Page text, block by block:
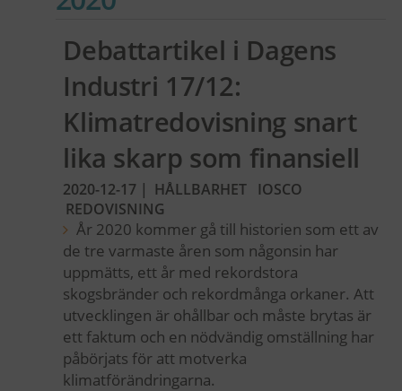
Debattartikel i Dagens
Industri 17/12:
Klimatredovisning snart
lika skarp som finansiell
2020-12-17 | HÅLLBARHET
IOSCO
REDOVISNING
År 2020 kommer gå till historien som ett av
de tre varmaste åren som någonsin har
uppmätts, ett år med rekordstora
skogsbränder och rekordmånga orkaner. Att
utvecklingen är ohållbar och måste brytas är
ett faktum och en nödvändig omställning har
påbörjats för att motverka
klimatförändringarna.